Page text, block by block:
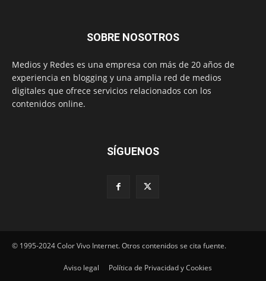
SOBRE NOSOTROS
Medios y Redes es una empresa con más de 20 años de
experiencia en blogging y una amplia red de medios
digitales que ofrece servicios relacionados con los
contenidos online.
SÍGUENOS
© 1995-2024 Color Vivo Internet. Otros contenidos se cita fuente.
Aviso legal Política de Privacidad y Cookies